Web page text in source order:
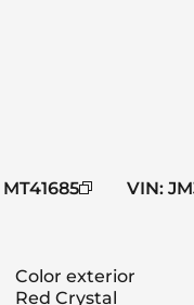
MT41685 VIN:
Color exterior
Red Crystal